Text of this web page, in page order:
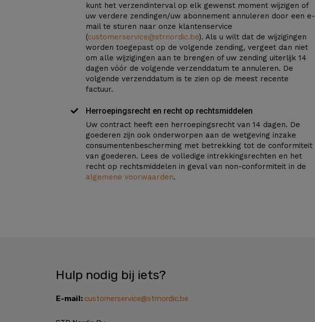
kunt het verzendinterval op elk gewenst moment wijzigen of
uw verdere zendingen/uw abonnement annuleren door een e-
mail te sturen naar onze klantenservice
(customerservice@strnordic.be). Als u wilt dat de wijzigingen
worden toegepast op de volgende zending, vergeet dan niet
om alle wijzigingen aan te brengen of uw zending uiterlijk 14
dagen vóór de volgende verzenddatum te annuleren. De
volgende verzenddatum is te zien op de meest recente
factuur.
Herroepingsrecht en recht op rechtsmiddelen
Uw contract heeft een herroepingsrecht van 14 dagen. De
goederen zijn ook onderworpen aan de wetgeving inzake
consumentenbescherming met betrekking tot de conformiteit
van goederen. Lees de volledige intrekkingsrechten en het
recht op rechtsmiddelen in geval van non-conformiteit in de
algemene voorwaarden.
Hulp nodig bij iets?
E-mail:customerservice@strnordic.be